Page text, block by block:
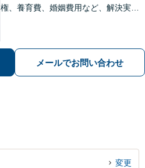
権、養育費、婚姻費用など、解決実績
ります【法テラス利用可】【藤枝市役
所裏】
メールでお問い合わせ
変更